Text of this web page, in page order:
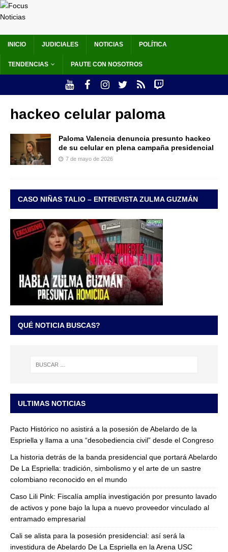
INICIO JUDICIALES NOTICIAS POLÍTICA
TENDENCIAS PAUTE CON NOSOTROS
hackeo celular paloma
Paloma Valencia denuncia presunto hackeo
de su celular en plena campaña presidencial
7 de mayo de 2026
CASO NIÑAS TALIO – ENTREVISTA ZULMA GUZMÁN
QUÉ NOTICIA BUSCAS?
ULTIMAS NOTICIAS
Pacto Histórico no asistirá a la posesión de Abelardo de la
Espriella y llama a una “desobediencia civil” desde el Congreso
La historia detrás de la banda presidencial que portará Abelardo
De La Espriella: tradición, simbolismo y el arte de un sastre
colombiano reconocido en el mundo
Caso Lili Pink: Fiscalía amplía investigación por presunto lavado
de activos y pone bajo la lupa a nuevo proveedor vinculado al
entramado empresarial
Cali se alista para la posesión presidencial: así será la
investidura de Abelardo De La Espriella en la Arena USC